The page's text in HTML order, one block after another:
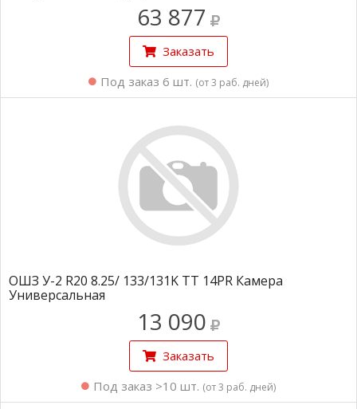
63 877
Заказать
Под заказ 6 шт. (от 3 раб. дней)
ОШЗ У-2 R20 8.25/ 133/131K TT 14PR Камера
Универсальная
13 090
Заказать
Под заказ >10 шт. (от 3 раб. дней)